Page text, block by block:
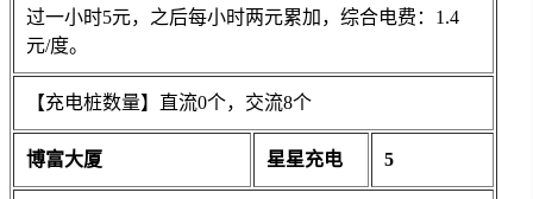
过一小时5元，之后每小时两元累加，综合电费：1.4
元/度。
【充电桩数量】直流0个，交流8个
博富大厦 星星充电 5